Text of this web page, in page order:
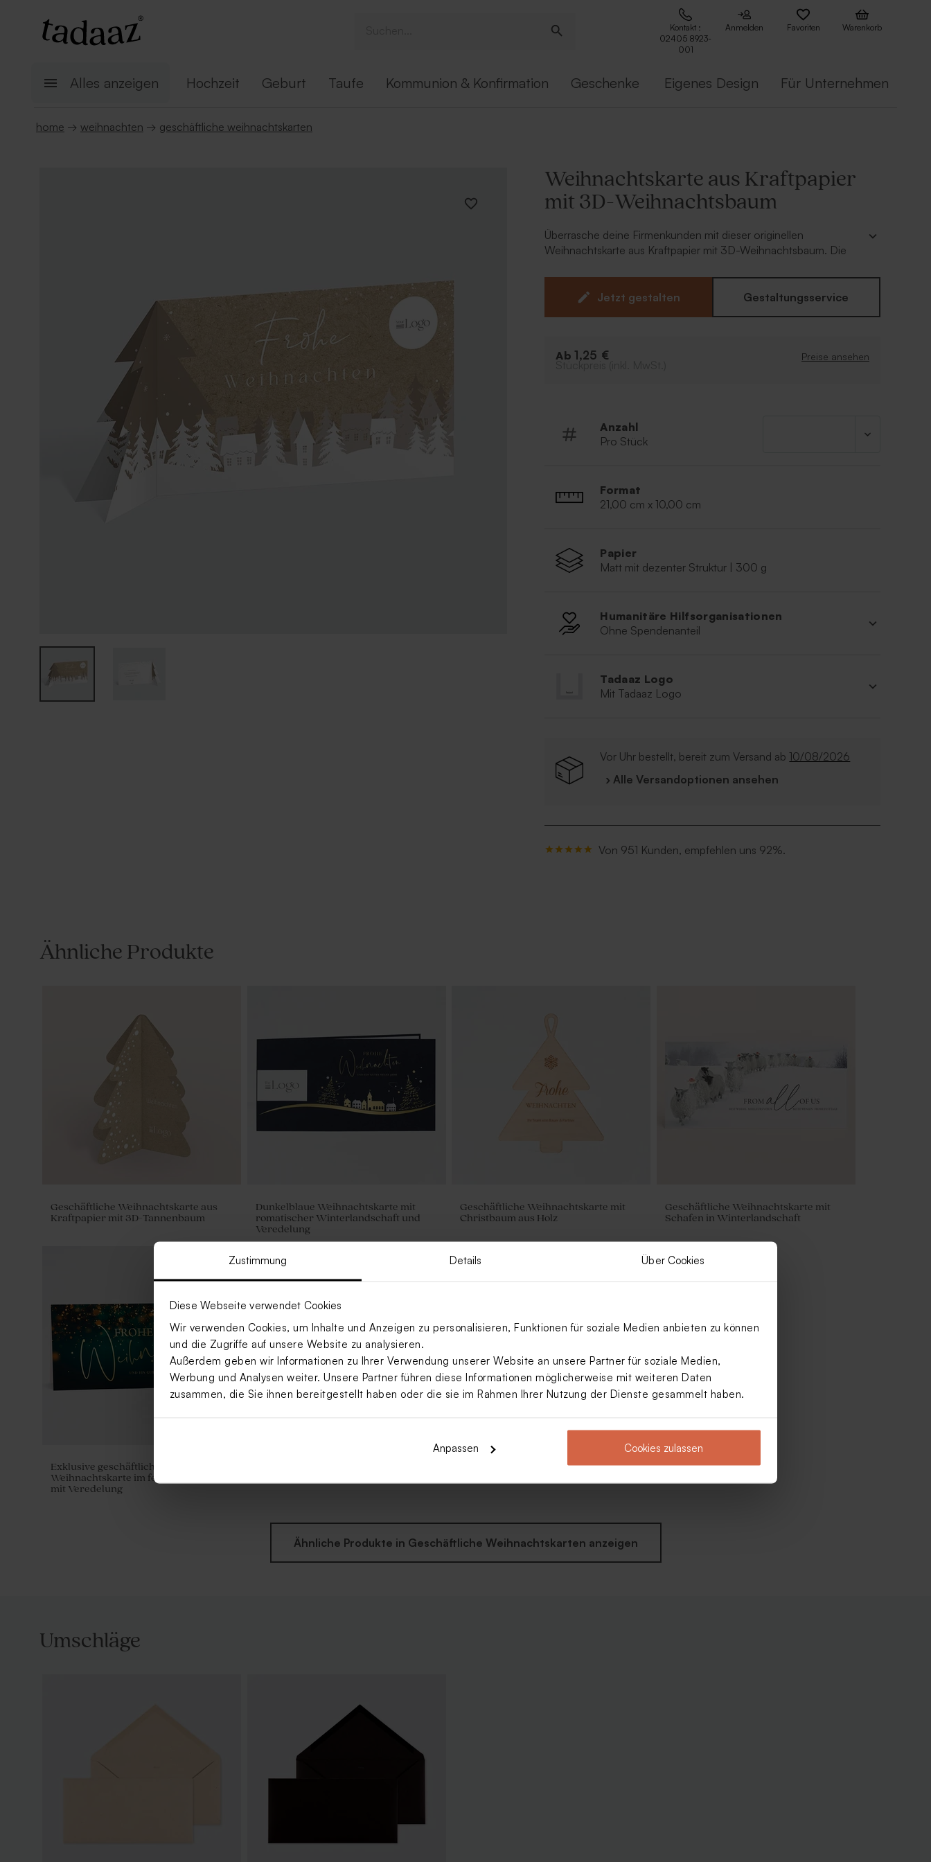
Zustimmung Details Über Cookies
Diese Webseite verwendet Cookies
Wir verwenden Cookies, um Inhalte und Anzeigen zu personalisieren, Funktionen für soziale Medien anbieten zu können
und die Zugriffe auf unsere Website zu analysieren.
Außerdem geben wir Informationen zu Ihrer Verwendung unserer Website an unsere Partner für soziale Medien,
Werbung und Analysen weiter. Unsere Partner führen diese Informationen möglicherweise mit weiteren Daten
zusammen, die Sie ihnen bereitgestellt haben oder die sie im Rahmen Ihrer Nutzung der Dienste gesammelt haben.
Anpassen Cookies zulassen
Kontakt :
02405 8923-
001
Anmelden Favoriten Warenkorb
Alles anzeigen Hochzeit Geburt Taufe Kommunion & Konfirmation Geschenke Eigenes Design Für Unternehmen
home → weihnachten → geschäftliche weihnachtskarten
Weihnachtskarte aus Kraftpapier
mit 3D-Weihnachtsbaum
Überrasche deine Firmenkunden mit dieser originellen
Weihnachtskarte aus Kraftpapier mit 3D-Weihnachtsbaum. Die
die nächste Stufe.
Einfachkarte mit 3D-Effekt
Jetzt gestalten Gestaltungsservice
Ab 1,25 € Preise ansehen
Anzahl
Pro Stück
Format
21,00 cm x 10,00 cm
Papier
Matt mit dezenter Struktur | 300 g
Humanitäre Hilfsorganisationen
Ohne Spendenanteil
Tadaaz Logo
Mit Tadaaz Logo
Vor Uhr bestellt, bereit zum Versand ab 10/08/2026
› Alle Versandoptionen ansehen
Von 951 Kunden, empfehlen uns 92%.
Ähnliche Produkte
Geschäftliche Weihnachtskarte aus
Kraftpapier mit 3D-Tannenbaum
Dunkelblaue Weihnachtskarte mit
romatischer Winterlandschaft und
Veredelung
Geschäftliche Weihnachtskarte mit
Christbaum aus Holz
Geschäftliche Weihnachtskarte mit
Schafen in Winterlandschaft
Exklusive geschäftliche
Weihnachtskarte im festlichen Glanz
mit Veredelung
Ähnliche Produkte in Geschäftliche Weihnachtskarten anzeigen
Umschläge